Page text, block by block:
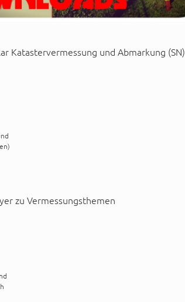
Katastervermessung und Abmarkung (SN)
zu Vermessungsthemen